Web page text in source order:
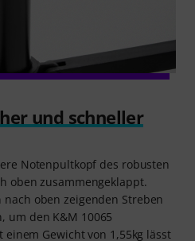
und schneller
Notenpultkopf des robusten
oben zusammengeklappt.
oben zeigenden Streben
um den K&M 10065
Gewicht von 1,55kg lässt